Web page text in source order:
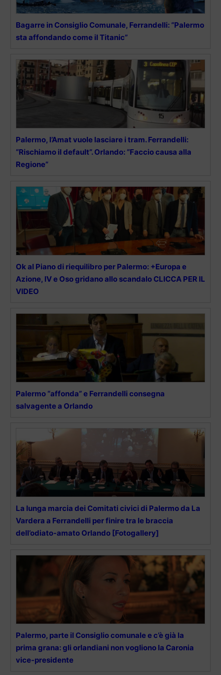
Bagarre in Consiglio Comunale, Ferrandelli: “Palermo
sta affondando come il Titanic”
Palermo, l’Amat vuole lasciare i tram. Ferrandelli:
“Rischiamo il default”. Orlando: “Faccio causa alla
Regione”
Ok al Piano di riequilibro per Palermo: +Europa e
Azione, IV e Oso gridano allo scandalo CLICCA PER IL
VIDEO
Palermo “affonda” e Ferrandelli consegna
salvagente a Orlando
La lunga marcia dei Comitati civici di Palermo da La
Vardera a Ferrandelli per finire tra le braccia
dell’odiato-amato Orlando [Fotogallery]
Palermo, parte il Consiglio comunale e c’è già la
prima grana: gli orlandiani non vogliono la Caronia
vice-presidente